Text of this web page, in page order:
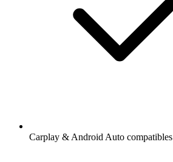
Carplay & Android Auto compatibles